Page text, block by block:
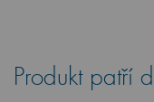
Produkt patří